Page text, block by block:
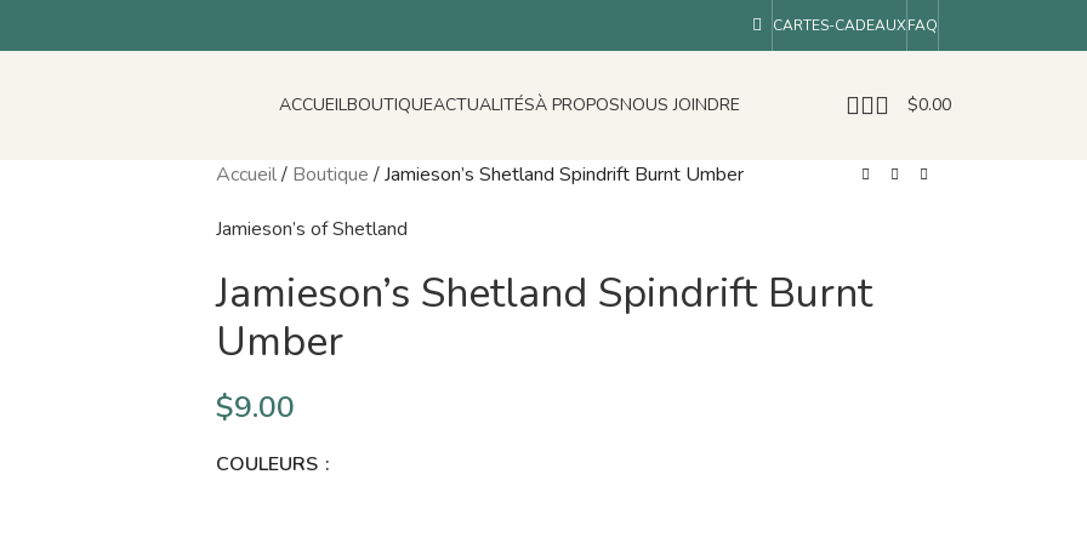
CARTES-CADEAUXFAQ
ACCUEILBOUTIQUEACTUALITÉSÀ PROPOSNOUS JOINDRE $0.00
Accueil/ Boutique /Jamieson’s Shetland Spindrift Burnt Umber
Jamieson’s of Shetland
Jamieson’s Shetland Spindrift Burnt
Umber
$9.00
COULEURS